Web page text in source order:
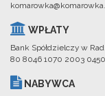
WPŁATY
Bank Spółdzielczy w
80 8046 1070 2003
NABYWCA